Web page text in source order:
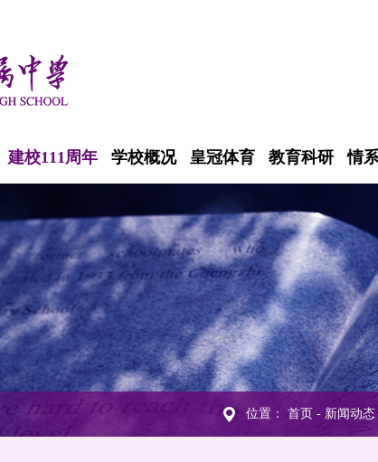
建校111周年 学校概况 皇冠体育 教育科研 情
位置： 首页 - 新闻动态